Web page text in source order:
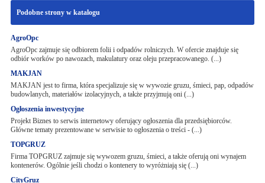
Podobne strony w katalogu
AgroOpc
AgroOpc zajmuje się odbiorem folii i odpadów rolniczych. W ofercie znajduje się
odbiór worków po nawozach, makulatury oraz oleju przepracowanego. (...)
MAKJAN
MAKJAN jest to firma, która specjalizuje się w wywozie gruzu, śmieci, pap, odpadów
budowlanych, materiałów izolacyjnych, a także przyjmują oni (...)
Ogłoszenia inwestycyjne
Projekt Biznes to serwis internetowy oferujący ogłoszenia dla przedsiębiorców.
Główne tematy prezentowane w serwisie to ogłoszenia o treści - (...)
TOPGRUZ
Firma TOPGRUZ zajmuje się wywozem gruzu, śmieci, a także oferują oni wynajem
kontenerów. Ogólnie jeśli chodzi o kontenery to wyróżniają się (...)
CityGruz